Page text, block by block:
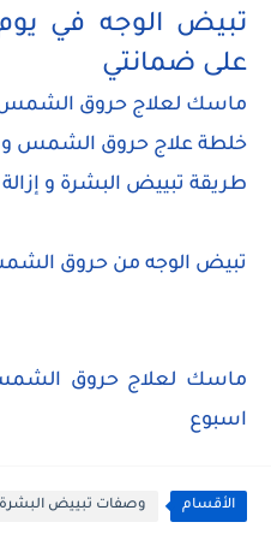
تبيض الوجه في
على ضمانتي
ماسك لعلاج حروق الشمس
خلطة علاج حروق الشمس
طريقة تبييض البشرة و
تبيض الوجه من حروق
ماسك لعلاج حروق
اسبوع
الأقسام وصفات تبييض البشرة